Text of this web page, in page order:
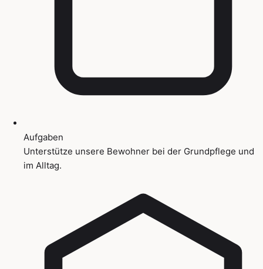
Aufgaben
Unterstütze unsere Bewohner bei der Grundpflege und
im Alltag.